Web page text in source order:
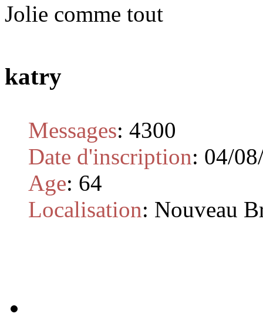
Jolie comme tout
katry
Messages: 4300
Date d'inscription: 04/
Age: 64
Localisation: Nouveau